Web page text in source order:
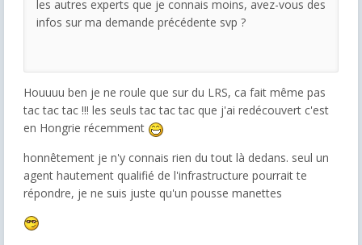
les autres experts que je connais moins, avez-vous des
infos sur ma demande précédente svp ?
Houuuu ben je ne roule que sur du LRS, ca fait même pas
tac tac tac !!! les seuls tac tac tac que j'ai redécouvert c'est
en Hongrie récemment
honnêtement je n'y connais rien du tout là dedans. seul un
agent hautement qualifié de l'infrastructure pourrait te
répondre, je ne suis juste qu'un pousse manettes